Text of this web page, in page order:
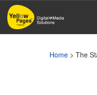
Skip
main
Home > The